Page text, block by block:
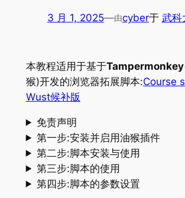
3 月 1, 2025—由cyber于 武科
本教程适用于基于Tampermonkey
猴)开发的浏览器拓展脚本:Course
Wust候补版
免责声明
第一步:安装并启用油猴插件
第二步:脚本安装与使用
第三步:脚本的使用
第四步:脚本的参数设置